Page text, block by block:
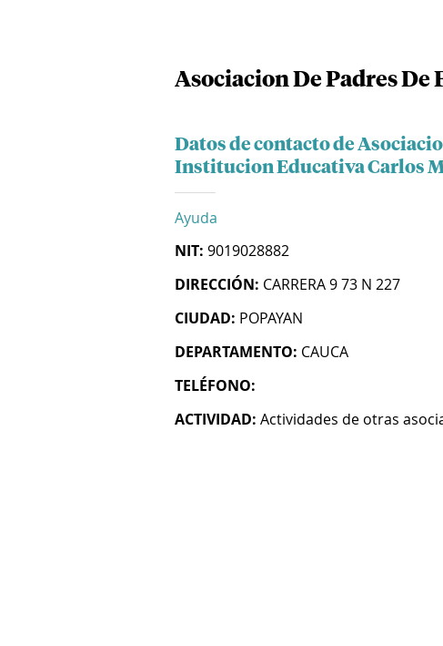
Asociacion De Padres
Datos de contacto de
Institucion Educativa Carlos
Ayuda
NIT: 9019028882
DIRECCIÓN: CARRERA 9 73 N 227
CIUDAD: POPAYAN
DEPARTAMENTO: CAUCA
TELÉFONO:
ACTIVIDAD: Actividades de otras